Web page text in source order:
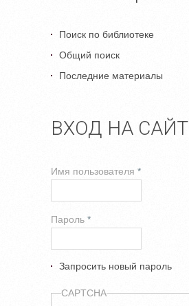
Поиск по библиотеке
Общий поиск
Последние материалы
ВХОД НА САЙТ
Имя пользователя *
Пароль *
Запросить новый пароль
CAPTCHA